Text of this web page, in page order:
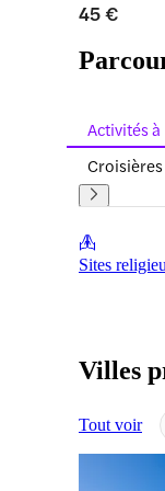
45 €
Activités
Sites
Villes
Tout voir